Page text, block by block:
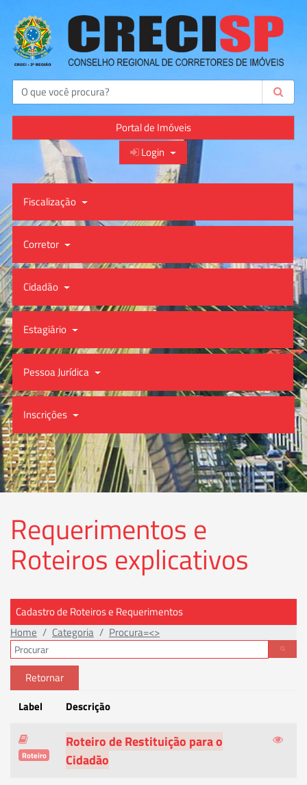
Buscar
Portal de Imóveis
Login
Fiscalização
Corretor
Cidadão
Estagiário
Pessoa Jurídica
Inscrições
Requerimentos e
Roteiros explicativos
Cadastro de Roteiros e Requerimentos
Home
Categoria Procura=<>
Retornar
Label
Descrição
Roteiro
Roteiro de Restituição para o
Cidadão